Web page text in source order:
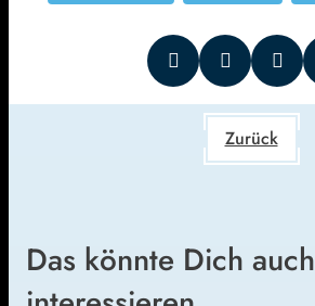
Zurück
Das könnte Dich auch